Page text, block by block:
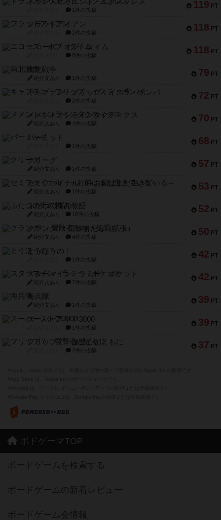
119 PT
1件の投稿
118 PT
フラットアイアン
2件の投稿
118 PT
エコーズ・オブ・タイム
8件の投稿
79 PT
南北戦争
紹介文あり 1件の投稿
72 PT
キャプテン・フリップ：イスラ・ボンバ
2件の投稿
70 PT
メメントオンラインタクティクス
紹介文あり 4件の投稿
68 PT
パーミッド
1件の投稿
57 PT
クリーグ
紹介文あり 1件の投稿
53 PT
セミファイナル ～お前はまだ生きている～
紹介文あり 1件の投稿
52 PT
ふたつの街の物語
紹介文あり 18件の投稿
50 PT
クランク! ：冒険者たち（拡張）
紹介文あり 4件の投稿
42 PT
とうほうの！
1件の投稿
42 PT
スターマイン・ラミー ポケット
紹介文あり 2件の投稿
39 PT
海兵隊
紹介文あり 1件の投稿
39 PT
スーパーストア3000
1件の投稿
37 PT
フリップ７：復讐心とともに
2件の投稿
ボドゲーマTOP
ボードゲームを検索する
ボードゲームの新着レビュー
ボードゲーム会情報